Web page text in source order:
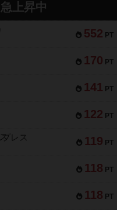
上昇中
552 PT
170 PT
141 PT
122 PT
119 PT
レス
118 PT
118 PT